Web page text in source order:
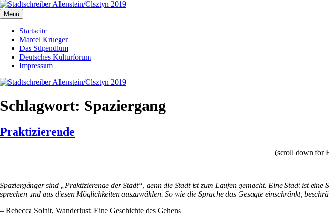
Zum
Inhalt
springen
Stadtschreiber Allenstein/Olsztyn 2019
Der Schriftsteller und Übersetzer Marcel Krueger berichtet aus dem Herzen Ermlands
Menü
Startseite
Marcel Krueger
Das Stipendium
Deutsches Kulturforum
Impressum
Schlagwort: Spaziergang
Praktizierende
(scroll down for
Spaziergänger sind „Praktizierende der Stadt“, denn die Stadt ist zum Laufen gemacht. Eine Stadt ist
sprechen und aus diesen Möglichkeiten auszuwählen. So wie die Sprache das Gesagte einschränkt,
– Rebecca Solnit, Wanderlust: Eine Geschichte des Gehens